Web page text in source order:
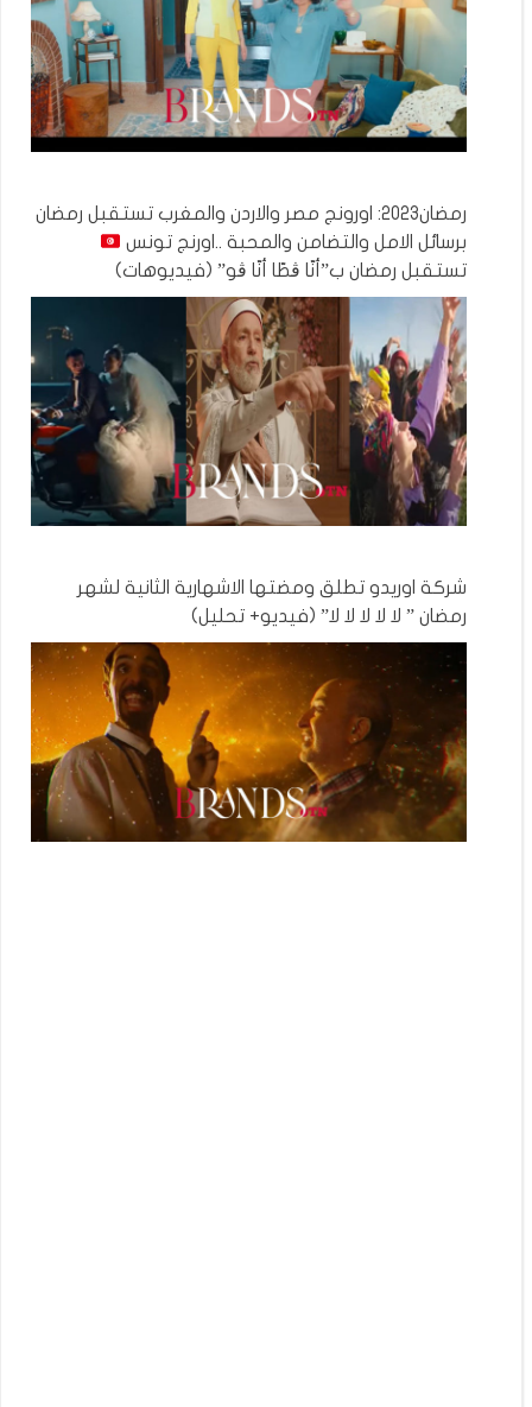
رمضان2023: اورونج مصر والاردن والمغرب تستقبل رمضان
برسائل الامل والتضامن والمحبة ..اورنج تونس
تستقبل رمضان ب”أنّا ڨطّا أنّا ڨو” (فيديوهات)
شركة اوريدو تطلق ومضتها الاشهارية الثانية لشهر
رمضان ” لا لا لا لا لا” (فيديو+ تحليل)